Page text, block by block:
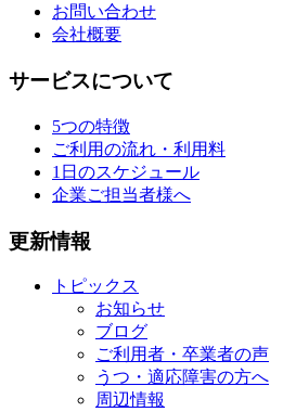
お問い合わせ
会社概要
サービスについて
5つの特徴
ご利用の流れ・利用料
1日のスケジュール
企業ご担当者様へ
更新情報
トピックス
お知らせ
ブログ
ご利用者・卒業者の声
うつ・適応障害の方へ
周辺情報